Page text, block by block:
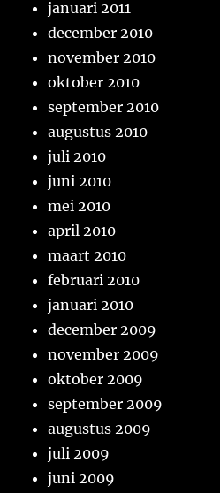
januari 2011
december 2010
november 2010
oktober 2010
september 2010
augustus 2010
juli 2010
juni 2010
mei 2010
april 2010
maart 2010
februari 2010
januari 2010
december 2009
november 2009
oktober 2009
september 2009
augustus 2009
juli 2009
juni 2009